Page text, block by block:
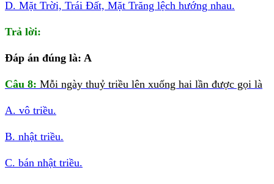
D. Mặt Trời, Trái Đất, Mặt Trăng lệch hướng nhau.
Trả lời:
Đáp án đúng là: A
Câu 8: Mỗi ngày thuỷ triều lên xuống hai lần được gọi là
A. vô triều.
B. nhật triều.
C. bán nhật triều.